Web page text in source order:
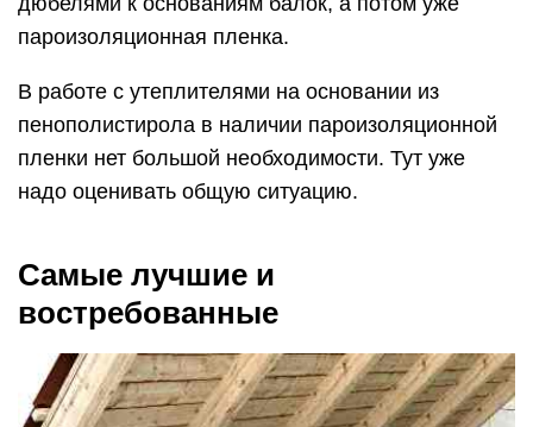
пароизоляционная пленка.
В работе с утеплителями на основании из
пенополистирола в наличии пароизоляционной
пленки нет большой необходимости. Тут уже
надо оценивать общую ситуацию.
Самые лучшие и
востребованные